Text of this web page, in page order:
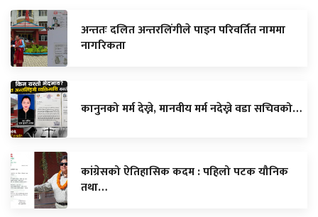
अन्ततः दलित अन्तरलिंगीले पाइन परिवर्तित नाममा
नागरिकता
कानुनको मर्म देख्ने, मानवीय मर्म नदेख्ने वडा सचिवको…
कांग्रेसको ऐतिहासिक कदम : पहिलो पटक यौनिक
तथा…